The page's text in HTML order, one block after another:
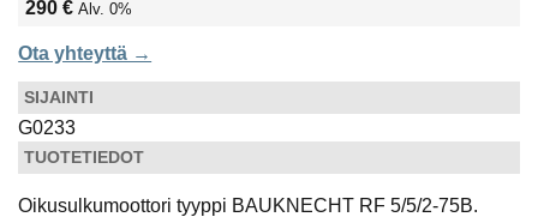
290 € Alv. 0%
Ota yhteyttä →
SIJAINTI
G0233
TUOTETIEDOT
Oikusulkumoottori tyyppi BAUKNECHT RF 5/5/2-75B.